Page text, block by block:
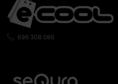
696 308 086